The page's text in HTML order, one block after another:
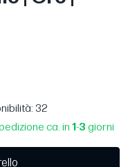
: 32
ca. in 1-3 giorni